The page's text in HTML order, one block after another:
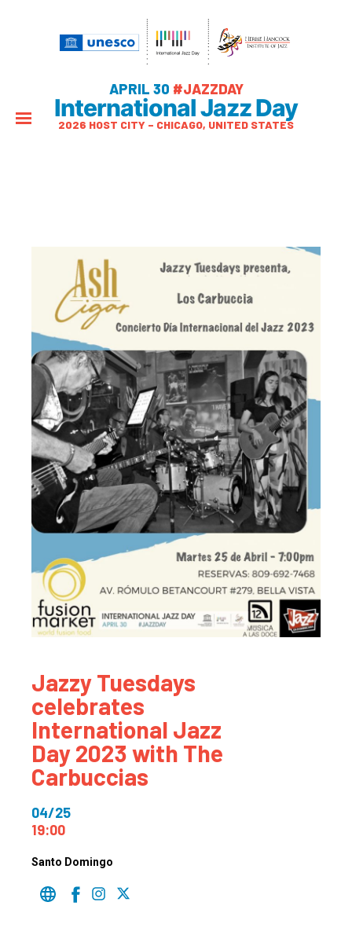
APRIL 30 #JAZZDAY
International Jazz Day
2026 HOST CITY – CHICAGO, UNITED STATES
Jazzy Tuesdays
celebrates
International Jazz
Day 2023 with The
Carbuccias
04/25
19:00
Santo Domingo